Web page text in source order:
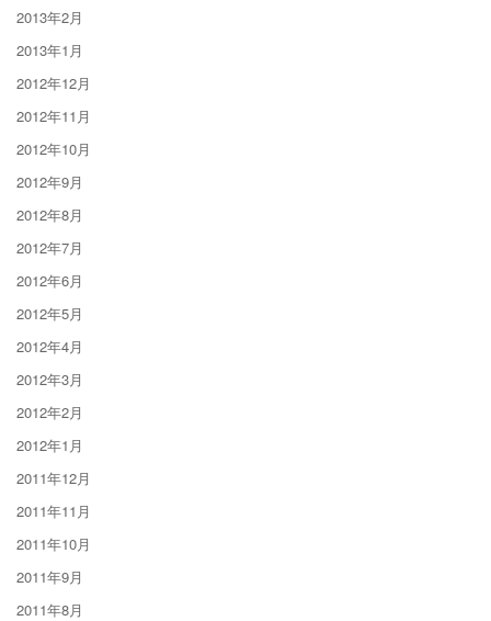
2013年2月
2013年1月
2012年12月
2012年11月
2012年10月
2012年9月
2012年8月
2012年7月
2012年6月
2012年5月
2012年4月
2012年3月
2012年2月
2012年1月
2011年12月
2011年11月
2011年10月
2011年9月
2011年8月